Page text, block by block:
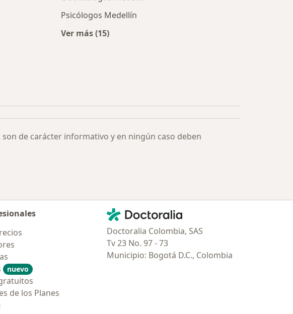
Psicólogos Medellín
Ver más (15)
de carácter informativo y en ningún caso deben
nuevo
de los Planes
Contacto
Doctoralia - Página de inicio
Doctoralia Colombia, SAS
Tv 23 No. 97 - 73
Municipio: Bogotá D.C., Colombia